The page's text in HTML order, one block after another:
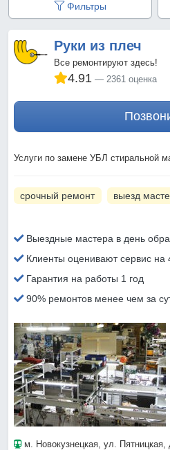
Фильтры
Руки из плеч
Все ремонтируют здесь!
4.91 2361 оценка
Услуги по замене УБЛ стиральной
срочный ремонт выезд
Выездные мастера в день
Клиенты оценивают сервис на
Гарантия на работы 1 год
90% ремонтов менее чем за
м. Новокузнецкая, ул. Пятницкая,